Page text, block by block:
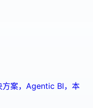
案，Agentic BI，本